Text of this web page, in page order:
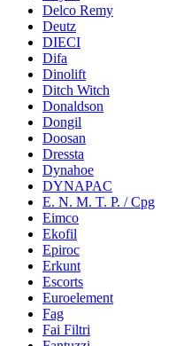
Delco Remy
Deutz
DIECI
Difa
Dinolift
Ditch Witch
Donaldson
Dongil
Doosan
Dressta
Dynahoe
DYNAPAC
E. N. M. T. P. / Cpg
Eimco
Ekofil
Epiroc
Erkunt
Escorts
Euroelement
Fag
Fai Filtri